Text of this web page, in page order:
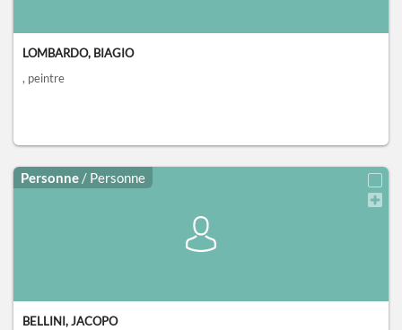
LOMBARDO, BIAGIO
, peintre
Personne / Personne
BELLINI, JACOPO